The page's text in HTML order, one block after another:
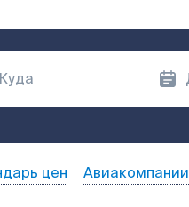
цен Авиакомпании